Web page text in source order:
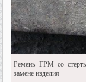
Ремень ГРМ со
замене изделия